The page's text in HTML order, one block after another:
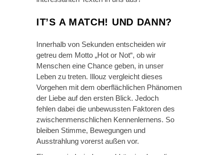
IT’S A MATCH! UND DANN?
Innerhalb von Sekunden entscheiden wir
getreu dem Motto „Hot or Not“, ob wir
Menschen eine Chance geben, in unser
Leben zu treten. Illouz vergleicht dieses
Vorgehen mit dem oberflächlichen Phänomen
der Liebe auf den ersten Blick. Jedoch
fehlen dabei die unbewussten Faktoren des
zwischenmenschlichen Kennenlernens. So
bleiben Stimme, Bewegungen und
Ausstrahlung vorerst außen vor.